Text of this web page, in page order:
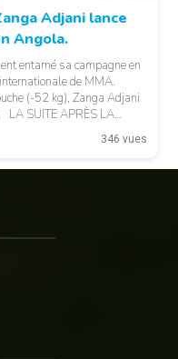
Adjani lance
Angola.
entamé sa campagne en
de MMA.
(-52 kg), Zanga Adjani
LA SUITE APRÈS LA
la combattante346 vues